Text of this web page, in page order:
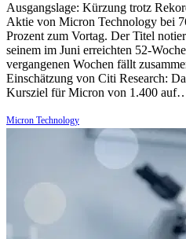
Ausgangslage: Kürzung trotz
Aktie von Micron Technology bei
Prozent zum Vortag. Der Titel
seinem im Juni erreichten 52-
vergangenen Wochen fällt
Einschätzung von Citi Research:
Kursziel für Micron von 1.400
Micron Technology